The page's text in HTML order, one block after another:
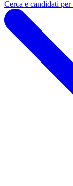
Cerca e candidati